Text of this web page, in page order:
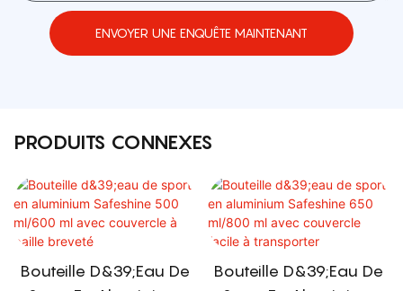
ENVOYER UNE ENQUÊTE MAINTENANT
PRODUITS CONNEXES
Bouteille D&39;eau De
Bouteille D&39;eau De